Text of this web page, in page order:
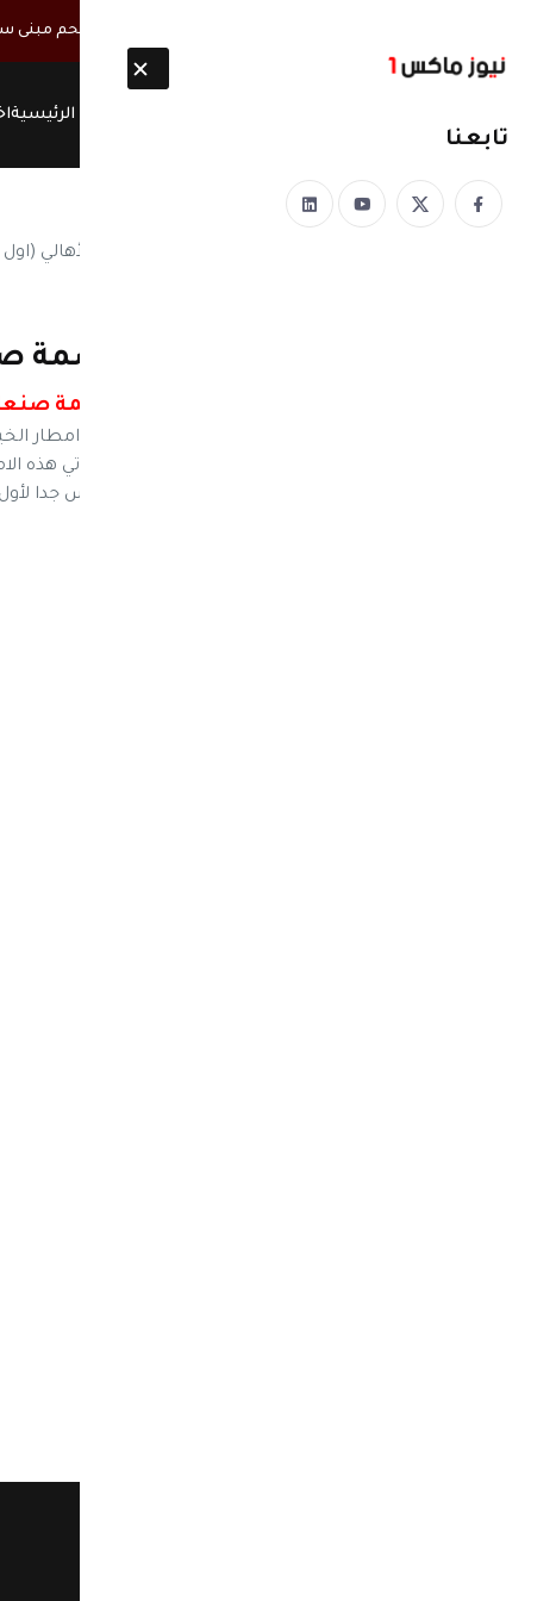
مصحوبة بأطقم مسلحة.. ميليشيا الحوثي تقتحم مبنى
الرئيسية
تابعنا
اليوم .. حدث مهم بالعاصمة
مهم.. هذا ما حدث اليوم في العاصمة
نيوز ماكس ون: من الله سبحانه وتعالى با امطار
غزيرة على معظم احياء العاصمة صنعاء تأتي هذه
صنعاء خيرا بهطول الأمطار بعد شتاء قارس جدا